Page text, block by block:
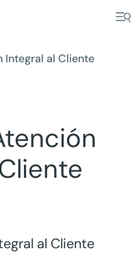
Integral al Cliente
al Cliente